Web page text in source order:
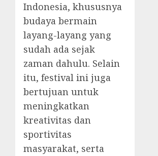
Indonesia, khususnya
budaya bermain
layang-layang yang
sudah ada sejak
zaman dahulu. Selain
itu, festival ini juga
bertujuan untuk
meningkatkan
kreativitas dan
sportivitas
masyarakat, serta